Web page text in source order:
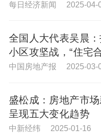
每日经济新闻 2025-04-
全国人大代表吴晨
小区攻坚战，“住宅
式可为
中国房地产报 2025-03-
盛松成：房地产市
呈现五大变化趋势
中新经纬 2025-01-16